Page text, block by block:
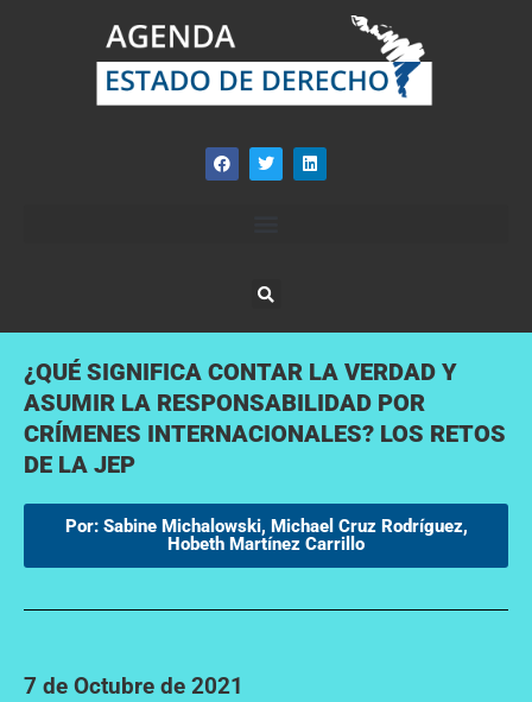
¿QUÉ SIGNIFICA CONTAR LA VERDAD Y
ASUMIR LA RESPONSABILIDAD POR
CRÍMENES INTERNACIONALES? LOS RETOS
DE LA JEP
Por: Sabine Michalowski, Michael Cruz Rodríguez,
Hobeth Martínez Carrillo
7 de Octubre de 2021